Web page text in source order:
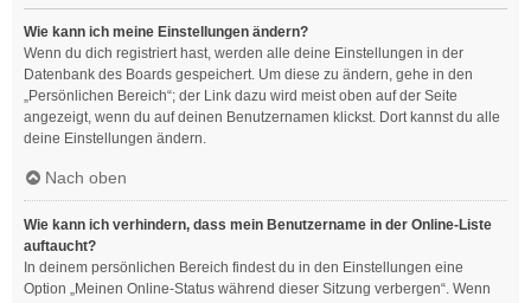
Wie kann ich meine Einstellungen ändern?
Wenn du dich registriert hast, werden alle deine Einstellungen in der
Datenbank des Boards gespeichert. Um diese zu ändern, gehe in den
„Persönlichen Bereich“; der Link dazu wird meist oben auf der Seite
angezeigt, wenn du auf deinen Benutzernamen klickst. Dort kannst du alle
deine Einstellungen ändern.
Nach oben
Wie kann ich verhindern, dass mein Benutzername in der Online-Liste
auftaucht?
In deinem persönlichen Bereich findest du in den Einstellungen eine
Option „Meinen Online-Status während dieser Sitzung verbergen“. Wenn